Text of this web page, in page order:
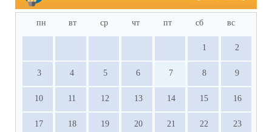
пн вт ср чт пт сб вс
1 2
3 4 5 6 7 8 9
10 11 12 13 14 15 16
17 18 19 20 21 22 23